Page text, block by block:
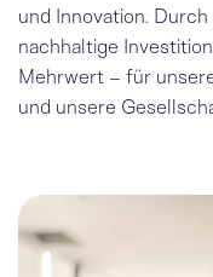
und Innovation.
nachhaltige
Mehrwert – für
und unsere